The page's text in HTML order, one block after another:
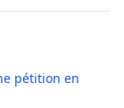
pétition en